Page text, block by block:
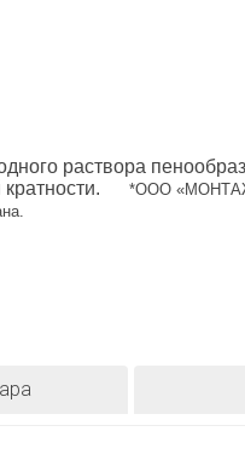
раствора
*ООО